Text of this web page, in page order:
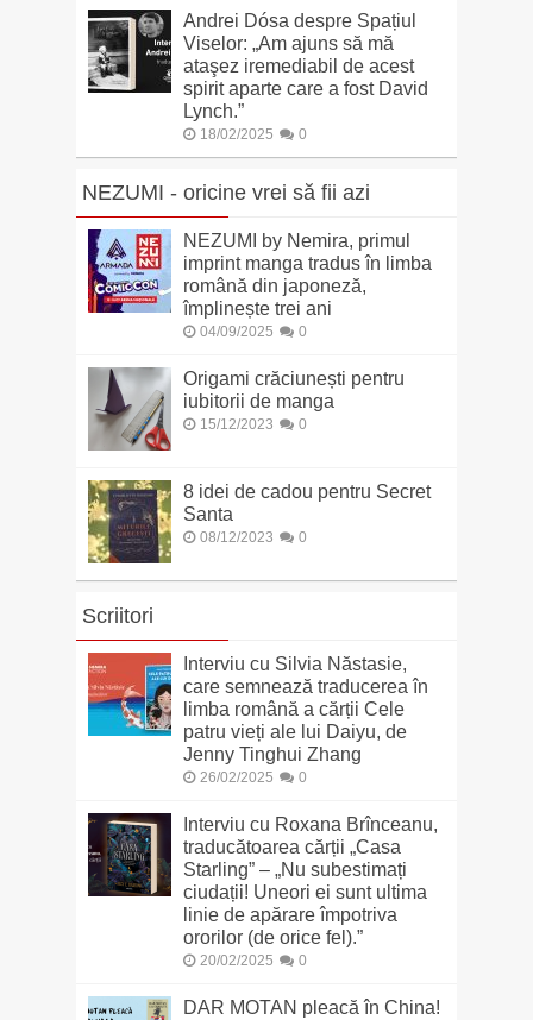
Andrei Dósa despre Spațiul
Viselor: „Am ajuns să mă
ataşez iremediabil de acest
spirit aparte care a fost David
Lynch.”
18/02/2025 0
NEZUMI - oricine vrei să fii azi
NEZUMI by Nemira, primul
imprint manga tradus în limba
română din japoneză,
împlinește trei ani
04/09/2025 0
Origami crăciunești pentru
iubitorii de manga
15/12/2023 0
8 idei de cadou pentru Secret
Santa
08/12/2023 0
Scriitori
Interviu cu Silvia Năstasie,
care semnează traducerea în
limba română a cărții Cele
patru vieți ale lui Daiyu, de
Jenny Tinghui Zhang
26/02/2025 0
Interviu cu Roxana Brînceanu,
traducătoarea cărții „Casa
Starling” – „Nu subestimați
ciudații! Uneori ei sunt ultima
linie de apărare împotriva
ororilor (de orice fel).”
20/02/2025 0
DAR MOTAN pleacă în China!